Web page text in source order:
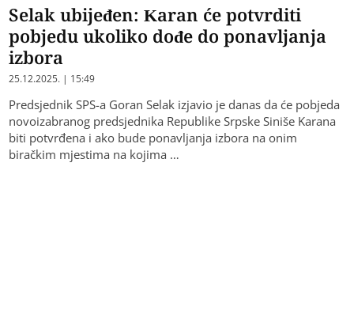
Selak ubijeđen: Karan će potvrditi
pobjedu ukoliko dođe do ponavljanja
izbora
25.12.2025. | 15:49
Predsjednik SPS-a Goran Selak izjavio je danas da će pobjeda
novoizabranog predsjednika Republike Srpske Siniše Karana
biti potvrđena i ako bude ponavljanja izbora na onim
biračkim mjestima na kojima …